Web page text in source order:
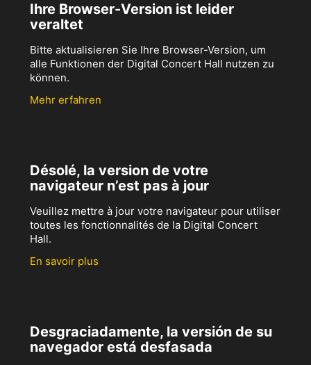
Ihre Browser-Version ist leider
veraltet
Bitte aktualisieren Sie Ihre Browser-Version, um
alle Funktionen der Digital Concert Hall nutzen zu
können.
Mehr erfahren
Désolé, la version de votre
navigateur n’est pas à jour
Veuillez mettre à jour votre navigateur pour utiliser
toutes les fonctionnalités de la Digital Concert
Hall.
En savoir plus
Desgraciadamente, la versión de su
navegador está desfasada